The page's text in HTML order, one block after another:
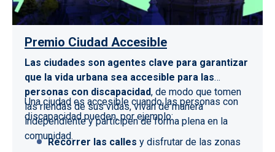
Premio Ciudad Accesible
Las ciudades son agentes clave para garantizar
que la vida urbana sea accesible para las
personas con discapacidad, de modo que tomen
las riendas de sus vidas, vivan de manera
independiente y participen de forma plena en la
comunidad.
Una ciudad es accesible cuando las personas con
discapacidad pueden, por ejemplo:
Recorrer las calles y disfrutar de las zonas